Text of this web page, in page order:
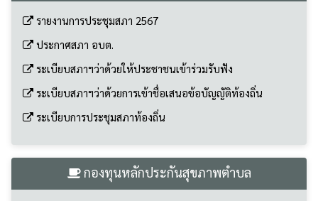
ระเบียบสภาฯว่าด้วยให้ประชาชนเข้าร่วมรับฟัง
ระเบียบสภาฯว่าด้วยการเข้าชื่อเสนอข้อบัญญัติท้องถิ่น
ระเบียบการประชุมสภาท้องถิ่น
กองทุนหลักประกันสุขภาพตำบล
แผนการเงินประจำปีของกองทุนหลักประกันสุขภาพตำบล อบต.เก
รายงานผลการดำเนินงานของกองทุนหลักประกันสุขภาพตำบล อบ
ประกาศ/ระเบียบกองทุนหลักประกันสุขภาพตำบล อบต.เกาะสะท้